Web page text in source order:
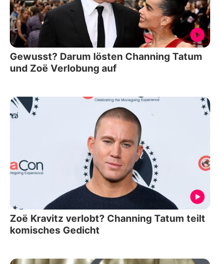
Gewusst? Darum lösten Channing Tatum
und Zoë Verlobung auf
Zoë Kravitz verlobt? Channing Tatum teilt
komisches Gedicht